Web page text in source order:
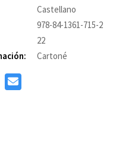
Castellano
978-84-1361-715-2
22
Cartoné